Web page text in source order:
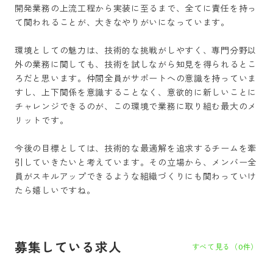
開発業務の上流工程から実装に至るまで、全てに責任を持っ
て関われることが、大きなやりがいになっています。
環境としての魅力は、技術的な挑戦がしやすく、専門分野以
外の業務に関しても、技術を試しながら知見を得られるとこ
ろだと思います。仲間全員がサポートへの意識を持っていま
すし、上下関係を意識することなく、意欲的に新しいことに
チャレンジできるのが、この環境で業務に取り組む最大のメ
リットです。
今後の目標としては、技術的な最適解を追求するチームを牽
引していきたいと考えています。その立場から、メンバー全
員がスキルアップできるような組織づくりにも関わっていけ
たら嬉しいですね。
募集している求人 すべて見る（0件）